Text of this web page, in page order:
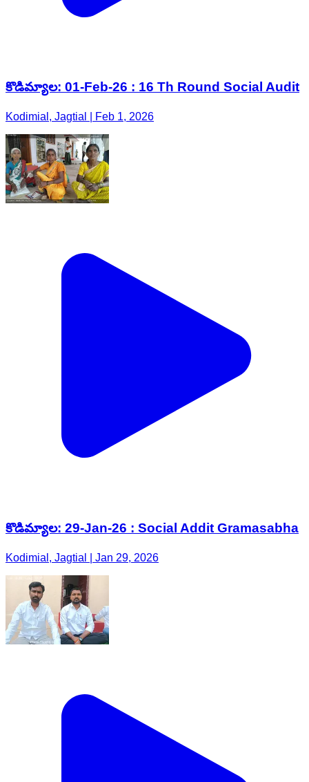
కొడిమ్యాల: 01-Feb-26 : 16 Th Round Social Audit
Kodimial, Jagtial | Feb 1, 2026
కొడిమ్యాల: 29-Jan-26 : Social Addit Gramasabha
Kodimial, Jagtial | Jan 29, 2026